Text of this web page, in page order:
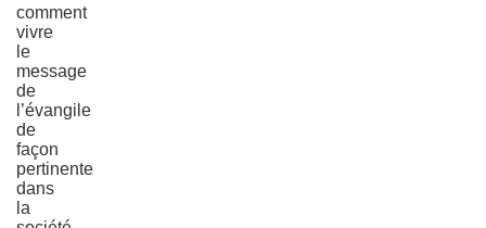
comment
vivre
le
message
de
l’évangile
de
façon
pertinente
dans
la